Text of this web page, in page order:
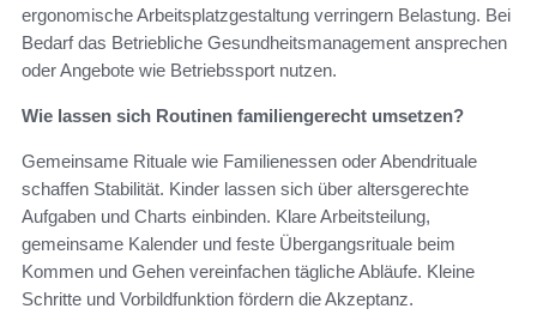
ergonomische Arbeitsplatzgestaltung verringern Belastung. Bei
Bedarf das Betriebliche Gesundheitsmanagement ansprechen
oder Angebote wie Betriebssport nutzen.
Wie lassen sich Routinen familiengerecht umsetzen?
Gemeinsame Rituale wie Familienessen oder Abendrituale
schaffen Stabilität. Kinder lassen sich über altersgerechte
Aufgaben und Charts einbinden. Klare Arbeitsteilung,
gemeinsame Kalender und feste Übergangsrituale beim
Kommen und Gehen vereinfachen tägliche Abläufe. Kleine
Schritte und Vorbildfunktion fördern die Akzeptanz.